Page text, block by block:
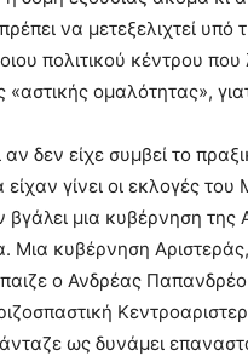
να μετεξελιχτεί υπό
πολιτικού κέντρου που
«αστικής ομαλότητας»,
αν δεν είχε συμβεί το
γίνει οι εκλογές του
βγάλει μια κυβέρνηση της
Μια κυβέρνηση
ο Ανδρέας
ως δυνάμει